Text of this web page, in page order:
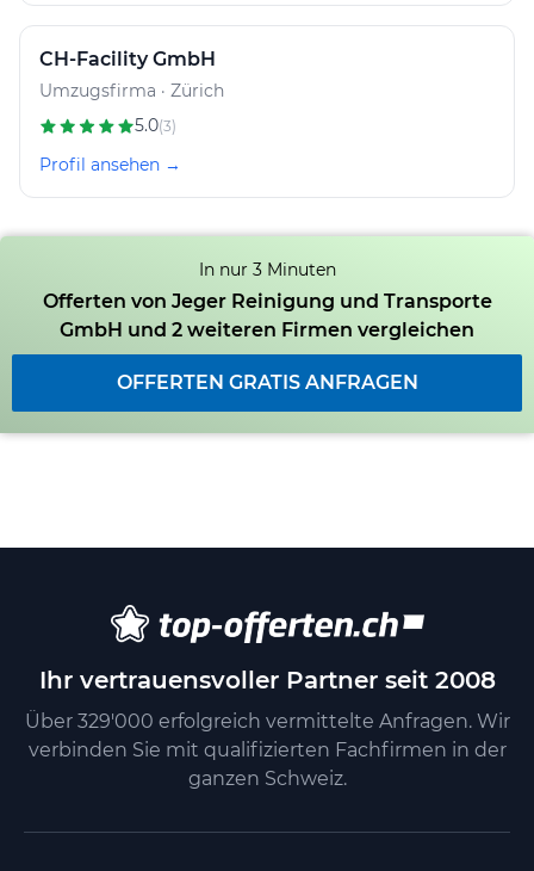
CH-Facility GmbH
Umzugsfirma · Zürich
5.0(3)
Profil ansehen →
In nur 3 Minuten
Offerten von Jeger Reinigung und Transporte
GmbH und 2 weiteren Firmen vergleichen
OFFERTEN GRATIS ANFRAGEN
Ihr vertrauensvoller Partner seit 2008
Über 329'000 erfolgreich vermittelte Anfragen. Wir
verbinden Sie mit qualifizierten Fachfirmen in der
ganzen Schweiz.